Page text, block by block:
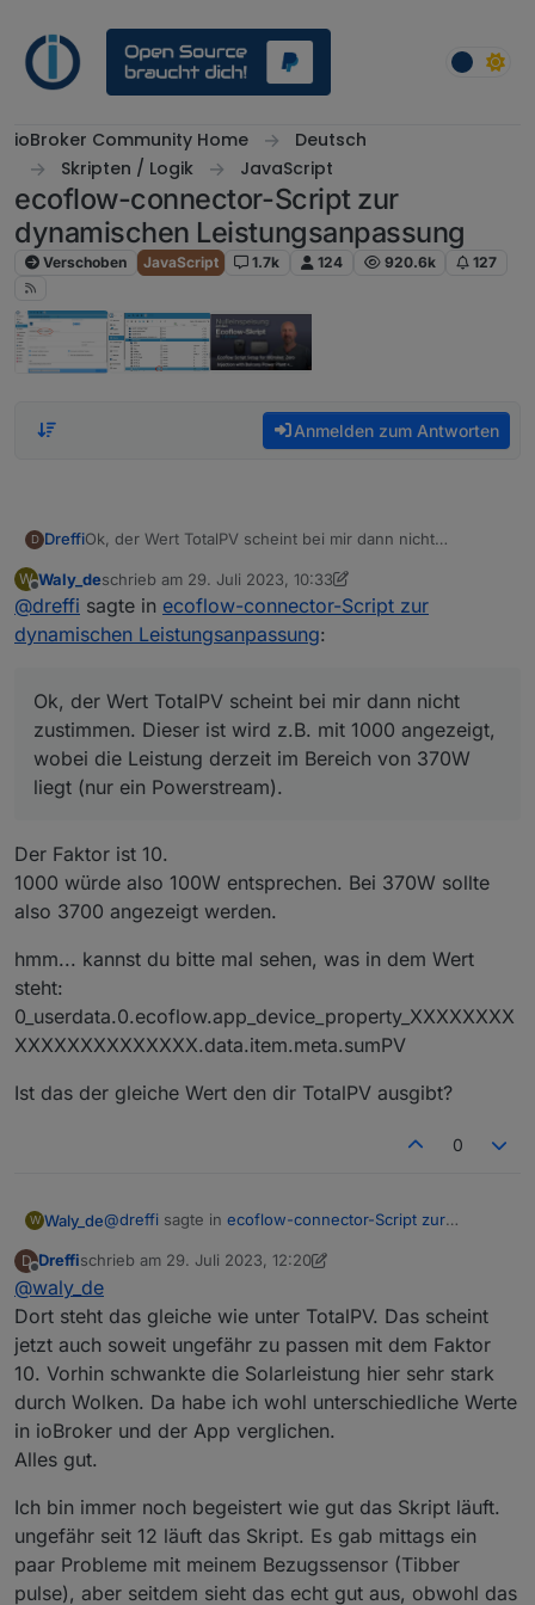
ioBroker Community Home
Deutsch
Skripten / Logik
JavaScript
ecoflow-connector-Script zur
dynamischen Leistungsanpassung
Verschoben JavaScript 1.7k 124 920.6k 127
Anmelden zum Antworten
D DreffiOk, der Wert TotalPV scheint bei mir dann nicht
wobei die Leistung derzeit im Bereich von 370W liegt
(nur ein Powerstream).
Egal, das ist erstmal für mich persönlich nicht wichtig.
Ich lasse das erstmal ein paar Stunden laufen, beobachte
und werde dann sicher noch mal Fragen haben.
Dickes Dankeschön bis hier für das Teilen des Skriptes!
W
Offline
Waly_deschrieb am 29. Juli 2023, 10:33
zuletzt editiert von Waly_de
@dreffi sagte in ecoflow-connector-Script zur
dynamischen Leistungsanpassung:
Ok, der Wert TotalPV scheint bei mir dann nicht
zustimmen. Dieser ist wird z.B. mit 1000 angezeigt,
wobei die Leistung derzeit im Bereich von 370W
liegt (nur ein Powerstream).
Der Faktor ist 10.
1000 würde also 100W entsprechen. Bei 370W sollte
also 3700 angezeigt werden.
hmm... kannst du bitte mal sehen, was in dem Wert
steht:
0_userdata.0.ecoflow.app_device_property_XXXXXXXX
XXXXXXXXXXXXXX.data.item.meta.sumPV
Ist das der gleiche Wert den dir TotalPV ausgibt?
0
W Waly_de@dreffi sagte in ecoflow-connector-Script zur
zustimmen. Dieser ist wird z.B. mit 1000
angezeigt, wobei die Leistung derzeit im Bereich
von 370W liegt (nur ein Powerstream).
Der Faktor ist 10.
1000 würde also 100W entsprechen. Bei 370W sollte
also 3700 angezeigt werden.
hmm... kannst du bitte mal sehen, was in dem Wert
steht:
XXXXXXXXXXXXXXX.data.item.meta.sumPV
D
Offline
Dreffischrieb am 29. Juli 2023, 12:20
zuletzt editiert von Dreffi
@waly_de
Dort steht das gleiche wie unter TotalPV. Das scheint
jetzt auch soweit ungefähr zu passen mit dem Faktor
10. Vorhin schwankte die Solarleistung hier sehr stark
durch Wolken. Da habe ich wohl unterschiedliche Werte
in ioBroker und der App verglichen.
Alles gut.
Ich bin immer noch begeistert wie gut das Skript läuft.
ungefähr seit 12 läuft das Skript. Es gab mittags ein
paar Probleme mit meinem Bezugssensor (Tibber
pulse), aber seitdem sieht das echt gut aus, obwohl das